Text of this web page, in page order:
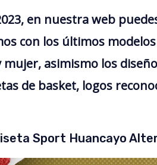
en nuestra web
con los últimos
asimismo los
de basket, logos
Sport Huancayo